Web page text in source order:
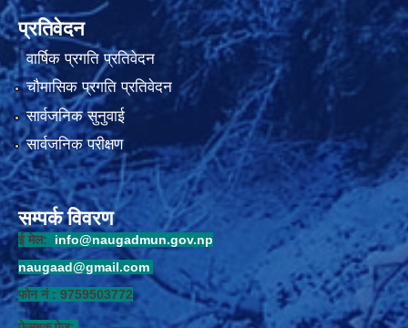
प्रतिवेदन
वार्षिक प्रगति प्रतिवेदन
चौमासिक प्रगति प्रतिवेदन
सार्वजनिक सुनुवाई
सार्वजनिक परीक्षण
सम्पर्क विवरण
ई मेल: info@naugadmun.gov.np
naugaad@gmail.com
फोन नं : 9759503772